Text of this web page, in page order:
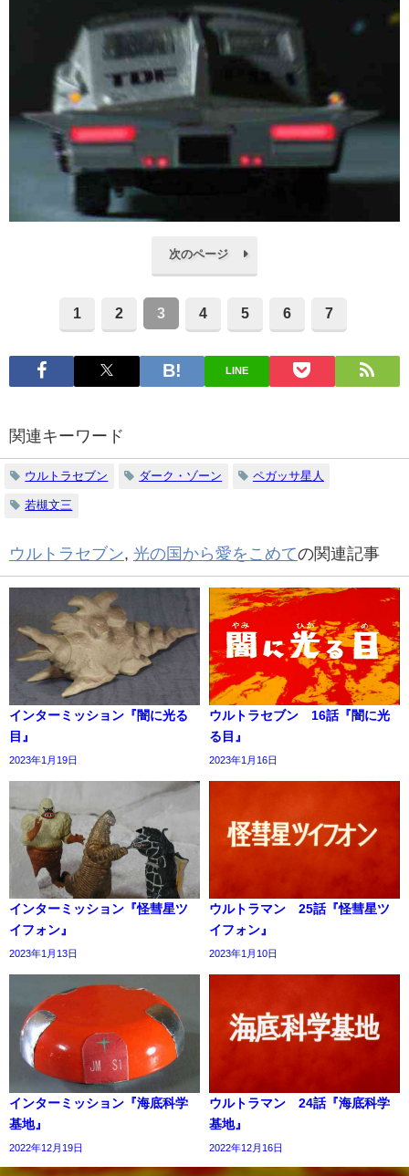
次のページ
1 2 3 4 5 6 7
LINE
関連キーワード
ウルトラセブン ダーク・ゾーン ペガッサ星人
若槻文三
ウルトラセブン, 光の国から愛をこめての関連記事
インターミッション『闇に光る
目』
2023年1月19日
ウルトラセブン 16話『闇に光
る目』
2023年1月16日
インターミッション『怪彗星ツ
イフォン』
2023年1月13日
ウルトラマン 25話『怪彗星ツ
イフォン』
2023年1月10日
インターミッション『海底科学
基地』
2022年12月19日
ウルトラマン 24話『海底科学
基地』
2022年12月16日